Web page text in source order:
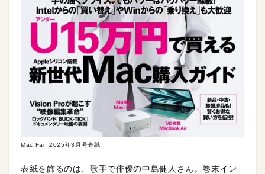
Mac Fan 2025年3月号表紙
表紙を飾るのは、歌手で俳優の中島健人さん。巻末イン